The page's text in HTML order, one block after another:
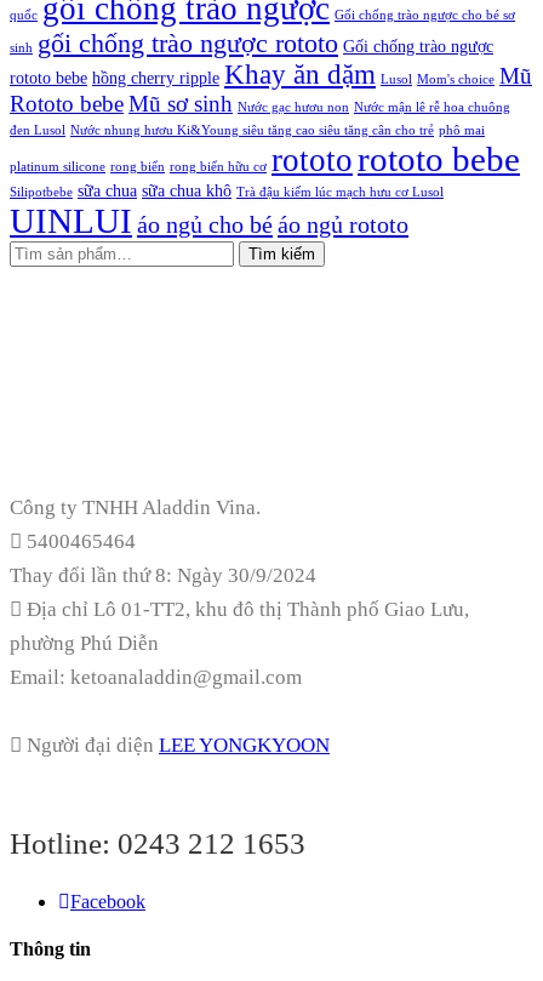
quốc gối chống trào ngược Gối chống trào ngược cho bé sơ
sinh gối chống trào ngược rototo Gối chống trào ngược
rototo bebe hồng cherry ripple Khay ăn dặm Lusol Mom's choice Mũ
Rototo bebeMũ sơ sinh Nước gạc hươu non Nước mận lê rễ hoa chuông
đen Lusol Nước nhung hươu Ki&Young siêu tăng cao siêu tăng cân cho trẻ phô mai
platinum silicone rong biển rong biển hữu cơ rototorototo bebe
Silipotbebe sữa chua sữa chua khô Trà đậu kiếm lúc mạch hưu cơ Lusol
UINLUI áo ngủ cho béáo ngủ rototo
Tìm
kiếm:
Tìm kiếm
Công ty TNHH Aladdin Vina.
5400465464
Thay đổi lần thứ 8: Ngày 30/9/2024
Địa chỉ Lô 01-TT2, khu đô thị Thành phố Giao Lưu,
phường Phú Diễn
Email: ketoanaladdin@gmail.com
Người đại diện LEE YONGKYOON
Hotline: 0243 212 1653
Facebook
Thông tin